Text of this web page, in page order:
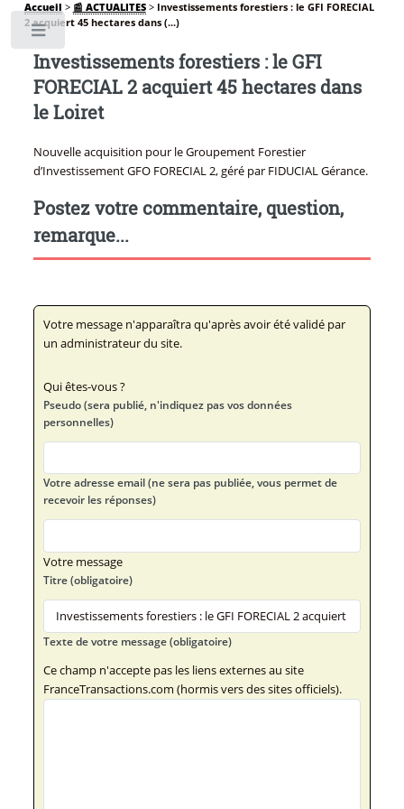
Accueil > 📰 ACTUALITES> Investissements forestiers : le GFI FORECIAL
2 acquiert 45 hectares dans (...)
Investissements forestiers : le GFI
FORECIAL 2 acquiert 45 hectares dans
le Loiret
Nouvelle acquisition pour le Groupement Forestier
d’Investissement GFO FORECIAL 2, géré par FIDUCIAL Gérance.
Postez votre commentaire, question,
remarque...
Votre message n'apparaîtra qu'après avoir été validé par
un administrateur du site.
Qui êtes-vous ?
Pseudo (sera publié, n'indiquez pas vos données
personnelles)
Votre adresse email (ne sera pas publiée, vous permet de
recevoir les réponses)
Votre message
Titre (obligatoire)
Texte de votre message (obligatoire)
Ce champ n'accepte pas les liens externes au site
FranceTransactions.com (hormis vers des sites officiels).